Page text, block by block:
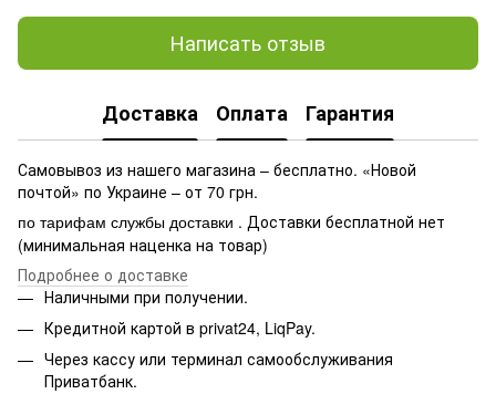
Написать отзыв
Доставка Оплата Гарантия
Самовывоз из нашего магазина – бесплатно. «Новой
почтой» по Украине – от 70 грн.
по тарифам службы доставки . Доставки бесплатной нет
(минимальная наценка на товар)
Подробнее о доставке
Наличными при получении.
Кредитной картой в privat24, LiqPay.
Через кассу или терминал самообслуживания
Приватбанк.